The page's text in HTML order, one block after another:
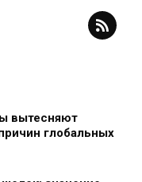
вытесняют
глобальных